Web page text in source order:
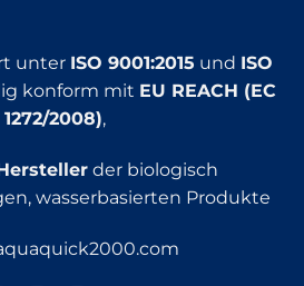
unter ISO 9001:2015 und ISO
konform mit EU REACH (EC
2008),
der biologisch
wasserbasierten Produkte